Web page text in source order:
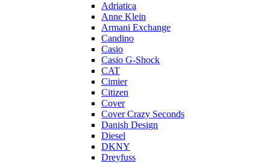
Adriatica
Anne Klein
Armani Exchange
Candino
Casio
Casio G-Shock
CAT
Cimier
Citizen
Cover
Cover Crazy Seconds
Danish Design
Diesel
DKNY
Dreyfuss